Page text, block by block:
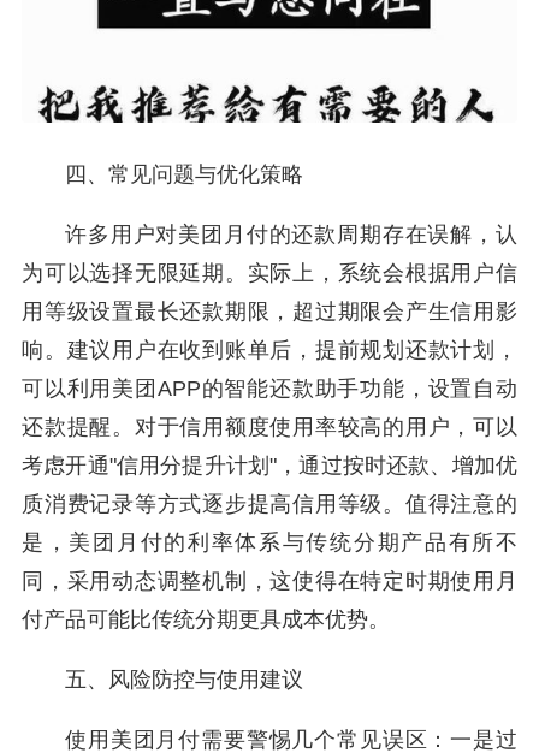
四、常见问题与优化策略
许多用户对美团月付的还款周期存在误解，认
为可以选择无限延期。实际上，系统会根据用户信
用等级设置最长还款期限，超过期限会产生信用影
响。建议用户在收到账单后，提前规划还款计划，
可以利用美团APP的智能还款助手功能，设置自动
还款提醒。对于信用额度使用率较高的用户，可以
考虑开通"信用分提升计划"，通过按时还款、增加优
质消费记录等方式逐步提高信用等级。值得注意的
是，美团月付的利率体系与传统分期产品有所不
同，采用动态调整机制，这使得在特定时期使用月
付产品可能比传统分期更具成本优势。
五、风险防控与使用建议
使用美团月付需要警惕几个常见误区：一是过